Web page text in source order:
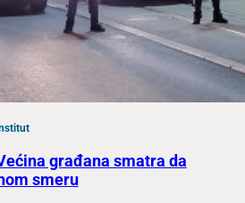
građana smatra da
smeru